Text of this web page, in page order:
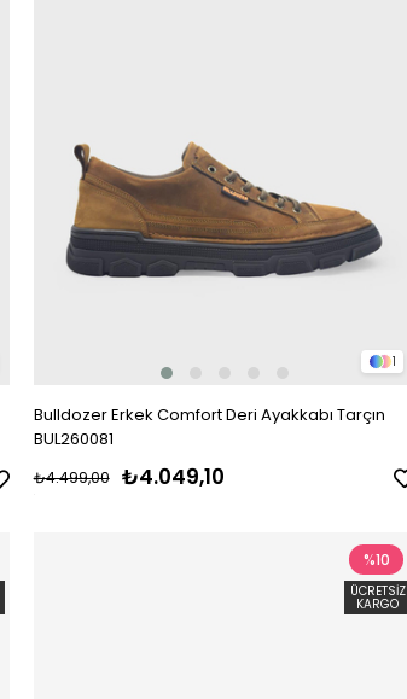
1
Bulldozer Erkek Comfort Deri Ayakkabı Tarçın
BUL260081
₺4.049,10
₺4.499,00
%10
ÜCRETSIZ
KARGO